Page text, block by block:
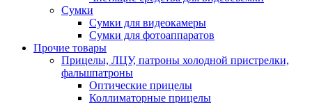
Сумки
Сумки для видеокамеры
Сумки для фотоаппаратов
Прочие товары
Прицелы, ЛЦУ, патроны холодной пристрелки,
фальшпатроны
Оптические прицелы
Коллиматорные прицелы